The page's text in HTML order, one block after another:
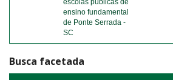
escolas públicas de
ensino fundamental
de Ponte Serrada -
SC
Busca facetada